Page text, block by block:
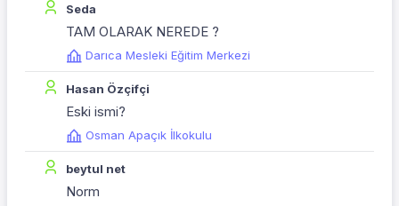
Seda
TAM OLARAK NEREDE ?
Darıca Mesleki Eğitim Merkezi
Hasan Özçifçi
Eski ismi?
Osman Apaçık İlkokulu
beytul net
Norm